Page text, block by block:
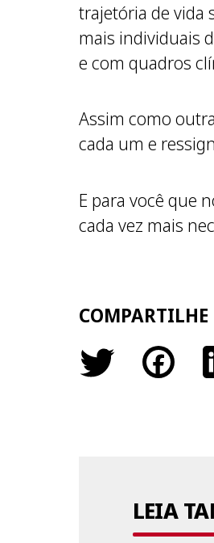
trajetória de vida
mais individuais
e com quadros
Assim como
cada um e
E para você que
cada vez mais
COMPARTILHE
LEIA